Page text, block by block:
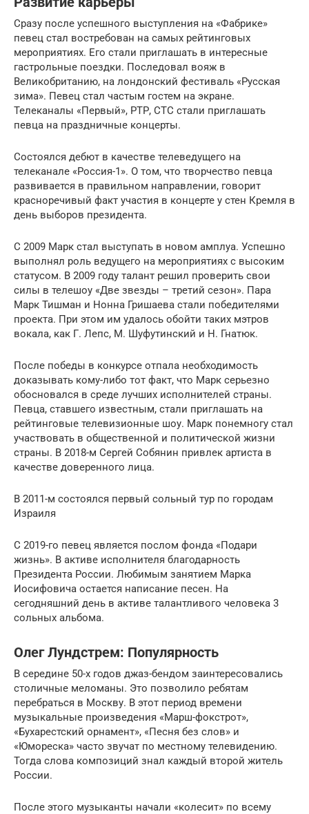
Сразу после успешного выступления на «Фабрике»
певец стал востребован на самых рейтинговых
мероприятиях. Его стали приглашать в интересные
гастрольные поездки. Последовал вояж в
Великобританию, на лондонский фестиваль «Русская
зима». Певец стал частым гостем на экране.
Телеканалы «Первый», РТР, СТС стали приглашать
певца на праздничные концерты.
Состоялся дебют в качестве телеведущего на
телеканале «Россия-1». О том, что творчество певца
развивается в правильном направлении, говорит
красноречивый факт участия в концерте у стен Кремля в
день выборов президента.
С 2009 Марк стал выступать в новом амплуа. Успешно
выполнял роль ведущего на мероприятиях с высоким
статусом. В 2009 году талант решил проверить свои
силы в телешоу «Две звезды – третий сезон». Пара
Марк Тишман и Нонна Гришаева стали победителями
проекта. При этом им удалось обойти таких мэтров
вокала, как Г. Лепс, М. Шуфутинский и Н. Гнатюк.
После победы в конкурсе отпала необходимость
доказывать кому-либо тот факт, что Марк серьезно
обосновался в среде лучших исполнителей страны.
Певца, ставшего известным, стали приглашать на
рейтинговые телевизионные шоу. Марк понемногу стал
участвовать в общественной и политической жизни
страны. В 2018-м Сергей Собянин привлек артиста в
качестве доверенного лица.
В 2011-м состоялся первый сольный тур по городам
Израиля
С 2019-го певец является послом фонда «Подари
жизнь». В активе исполнителя благодарность
Президента России. Любимым занятием Марка
Иосифовича остается написание песен. На
сегодняшний день в активе талантливого человека 3
сольных альбома.
Олег Лундстрем: Популярность
В середине 50-х годов джаз-бендом заинтересовались
столичные меломаны. Это позволило ребятам
перебраться в Москву. В этот период времени
музыкальные произведения «Марш-фокстрот»,
«Бухарестский орнамент», «Песня без слов» и
«Юмореска» часто звучат по местному телевидению.
Тогда слова композиций знал каждый второй житель
России.
После этого музыканты начали «колесит» по всему